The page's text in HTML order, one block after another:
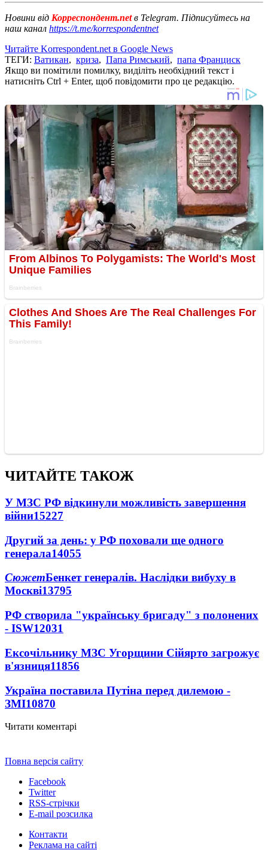
Новини від Корреспондент.netв Telegram. Підписуйтесь на
наш канал https://t.me/korrespondentnet
Читайте Korrespondent.net в Google News
ТЕГИ: Ватикан, криза, Папа Римський, папа Франциск
Якщо ви помітили помилку, виділіть необхідний текст і
натисніть Ctrl + Enter, щоб повідомити про це редакцію.
ЧИТАЙТЕ ТАКОЖ
У МЗС РФ відкинули можливість завершення
війни15227
Другий за день: у РФ поховали ще одного
генерала14055
СюжетБенкет генералів. Наслідки вибуху в
Москві13795
РФ створила "українську бригаду" з полонених
- ISW12031
Ексочільнику МЗС Угорщини Сійярто загрожує
в'язниця11856
Україна поставила Путіна перед дилемою -
ЗМІ10870
Читати коментарі
Повна версія сайту
Facebook
Twitter
RSS-стрічки
E-mail розсилка
Контакти
Реклама на сайті